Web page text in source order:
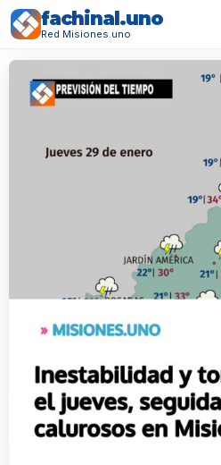
fachinal.uno
Red Misiones.uno